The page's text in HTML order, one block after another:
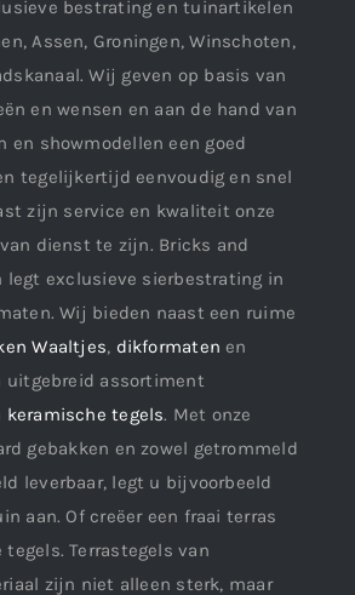
bestrating en tuinartikelen
Assen, Groningen, Winschoten,
Wij geven op basis van
en wensen en aan de hand van
en showmodellen een goed
tegelijkertijd eenvoudig en snel
zijn service en kwaliteit onze
dienst te zijn. Bricks and
legt exclusieve sierbestrating in
Wij bieden naast een ruime
Waaltjes, dikformaten en
uitgebreid assortiment
keramische tegels. Met onze
gebakken en zowel getrommeld
leverbaar, legt u bijvoorbeeld
aan. Of creëer een fraai terras
Terrastegels van
zijn niet alleen sterk, maar